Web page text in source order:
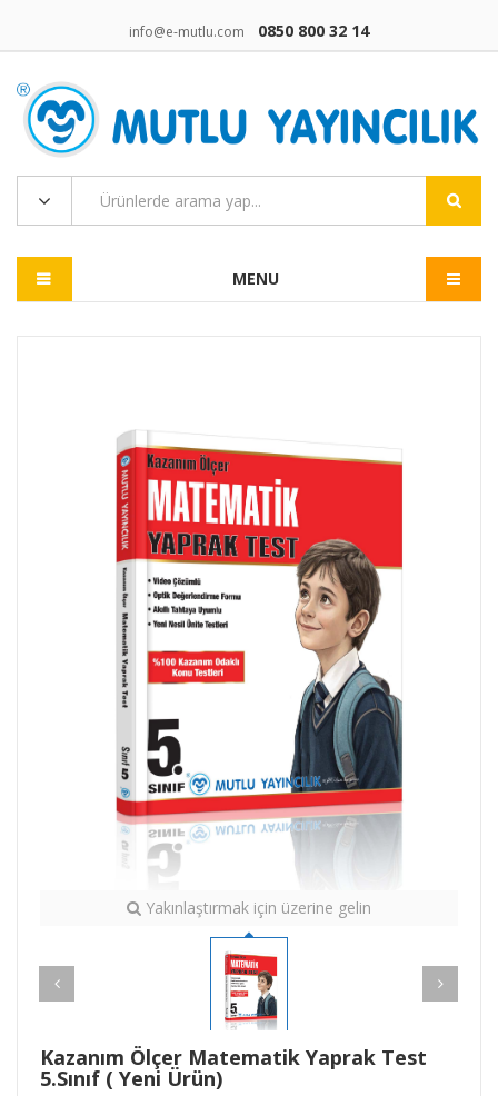
info@e-mutlu.com 0850 800 32 14
MENU
Yakınlaştırmak için üzerine gelin
Kazanım Ölçer Matematik Yaprak Test
5.Sınıf ( Yeni Ürün)